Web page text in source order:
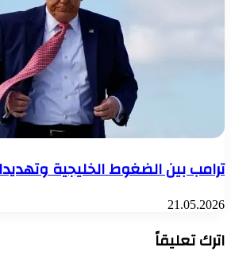
ترامب بين الضغوط الخليجية
21.05.2026
اترك تعليقاً